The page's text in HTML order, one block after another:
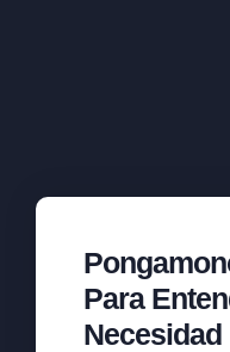
Para
Necesidad